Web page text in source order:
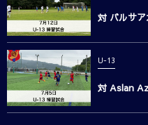
対 バルサ
U-13
対 Aslan